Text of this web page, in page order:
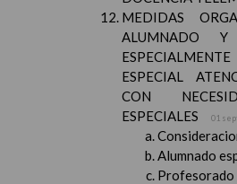
MEDIDAS
ALUMNADO Y
ESPECIAL
CON
ESPECIALES
01
Alumnado